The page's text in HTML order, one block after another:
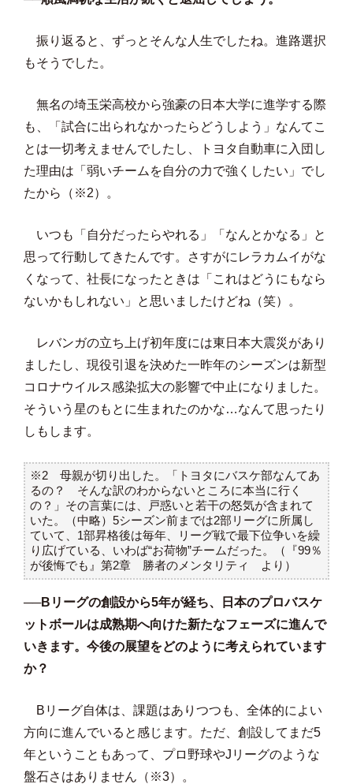
振り返ると、ずっとそんな人生でしたね。進路選択
もそうでした。
無名の埼玉栄高校から強豪の日本大学に進学する際
も、「試合に出られなかったらどうしよう」なんてこ
とは一切考えませんでしたし、トヨタ自動車に入団し
た理由は「弱いチームを自分の力で強くしたい」でし
たから（※2）。
いつも「自分だったらやれる」「なんとかなる」と
思って行動してきたんです。さすがにレラカムイがな
くなって、社長になったときは「これはどうにもなら
ないかもしれない」と思いましたけどね（笑）。
レバンガの立ち上げ初年度には東日本大震災があり
ましたし、現役引退を決めた一昨年のシーズンは新型
コロナウイルス感染拡大の影響で中止になりました。
そういう星のもとに生まれたのかな…なんて思ったり
しもします。
※2 母親が切り出した。「トヨタにバスケ部なんてあ
るの？ そんな訳のわからないところに本当に行く
の？」その言葉には、戸惑いと若干の怒気が含まれて
いた。（中略）5シーズン前までは2部リーグに所属し
ていて、1部昇格後は毎年、リーグ戦で最下位争いを繰
り広げている、いわば“お荷物”チームだった。（『99％
が後悔でも』第2章 勝者のメンタリティ より）
──Bリーグの創設から5年が経ち、日本のプロバスケ
ットボールは成熟期へ向けた新たなフェーズに進んで
いきます。今後の展望をどのように考えられています
か？
Bリーグ自体は、課題はありつつも、全体的によい
方向に進んでいると感じます。ただ、創設してまだ5
年ということもあって、プロ野球やJリーグのような
盤石さはありません（※3）。